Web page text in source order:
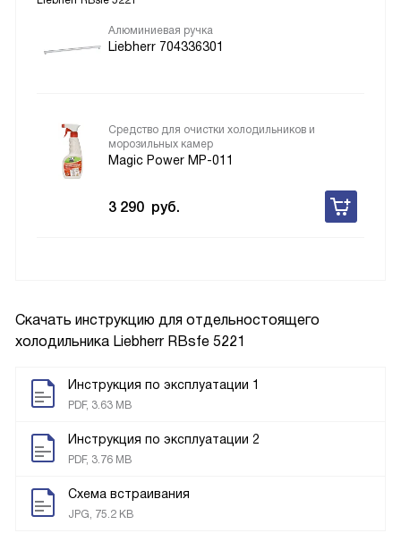
Скачать инструкцию для отдельностоящего
холодильника Liebherr RBsfe 5221
Инструкция по эксплуатации 1
PDF, 3.63 MB
Инструкция по эксплуатации 2
PDF, 3.76 MB
Схема встраивания
JPG, 75.2 KB
Алюминиевая ручка
Liebherr 704336301
Средство для очистки холодильников и
морозильных камер
Magic Power MP-011
3 290 руб.